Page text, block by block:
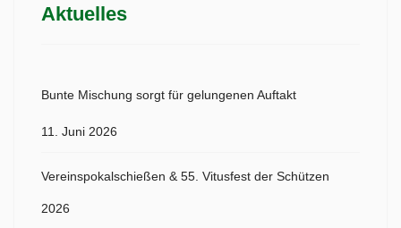
Aktuelles
Bunte Mischung sorgt für gelungenen Auftakt
11. Juni 2026
Vereinspokalschießen & 55. Vitusfest der Schützen
2026